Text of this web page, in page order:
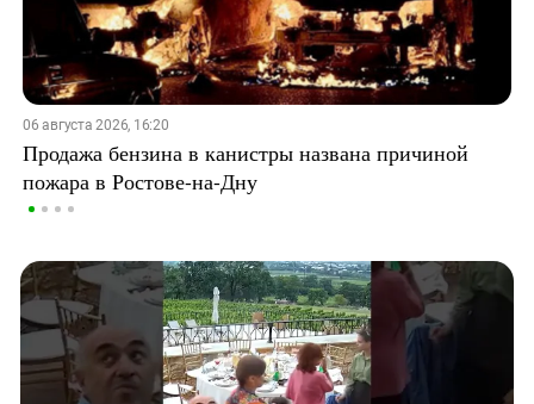
06 августа 2026, 16:20
Продажа бензина в канистры названа причиной
пожара в Ростове-на-Дну